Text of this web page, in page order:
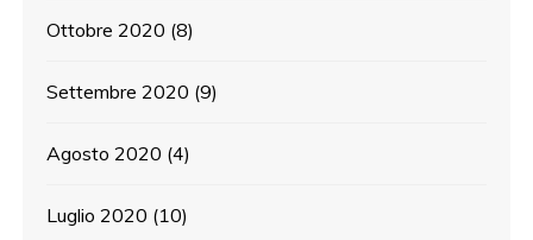
Ottobre 2020 (8)
Settembre 2020 (9)
Agosto 2020 (4)
Luglio 2020 (10)